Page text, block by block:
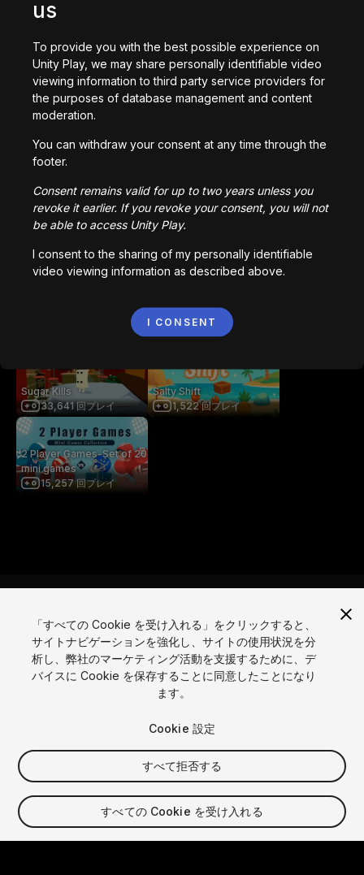
で作成された
ダウンロード
あなたへのおすすめ
Paul's Cube Roll
Bot Maze - FPS
326 回プレイ
2,256 回プレイ
Hack And Climb - Demo
66,821 回プレイ
Sugar Kills
33,641 回プレイ
Salty Shift
1,522 回プレイ
2 Player Games-Set of 20
mini games
15,257 回プレイ
言語
English Français Deutsch Bahasa IndonesiaItaliano日本語
Copyright © 2025 Unity Technologies
法的プライバシーポリシークッキー個人情報を売らない
お問い合わせDSAに関する苦情
クッキー設定
Video Privacy Protection
「Unity」の名称、Unity のロゴ、およびその他の Unity の商標
「すべての Cookie を受け入れる」をクリックすると、
サイトナビゲーションを強化し、サイトの使用状況を分
析し、弊社のマーケティング活動を支援するために、デ
バイスに Cookie を保存することに同意したことになり
ます。
Cookie 設定
すべて拒否する
すべての Cookie を受け入れる
us
To provide you with the best possible experience on
Unity Play, we may share personally identifiable video
viewing information to third party service providers for
the purposes of database management and content
moderation.
You can withdraw your consent at any time through the
footer.
Consent remains valid for up to two years unless you
revoke it earlier. If you revoke your consent, you will not
be able to access Unity Play.
I consent to the sharing of my personally identifiable
video viewing information as described above.
I CONSENT